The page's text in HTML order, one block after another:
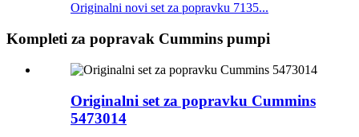
Originalni novi set za popravku 7135...
Kompleti za popravak Cummins pumpi
Originalni set za popravku Cummins
5473014